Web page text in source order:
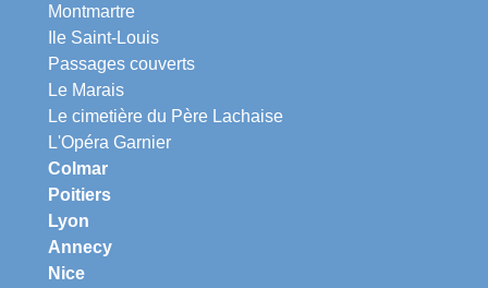
Montmartre
Ile Saint-Louis
Passages couverts
Le Marais
Le cimetière du Père Lachaise
L'Opéra Garnier
Colmar
Poitiers
Lyon
Annecy
Nice